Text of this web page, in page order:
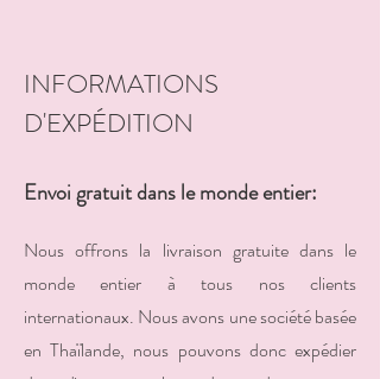
INFORMATIONS
D'EXPÉDITION
Envoi gratuit dans le monde entier:
Nous offrons la livraison gratuite dans le
monde entier à tous nosclients
internationaux. Nous avons une société basée
en Thaïlande, nous pouvons donc expédier